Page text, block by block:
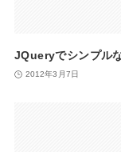
JQueryでシンプル
2012年3月7日